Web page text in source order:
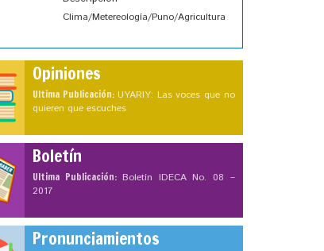
Clima/Metereología/Puno/Agricultura
Opiniones
Ultima Publicación: UYARIY: Las voces que no
quieren que escuches
Boletín
Ultima Publicación: Boletín IDECA No. 08 –
2017
Pronunciamientos